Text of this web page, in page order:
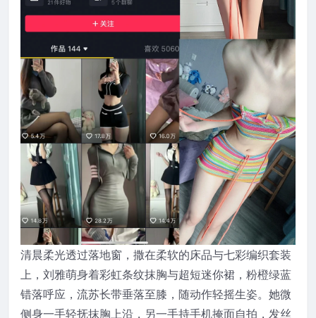
清晨柔光透过落地窗，撒在柔软的床品与七彩编织套装
上，刘雅萌身着彩虹条纹抹胸与超短迷你裙，粉橙绿蓝
错落呼应，流苏长带垂落至膝，随动作轻摇生姿。她微
侧身一手轻抚抹胸上沿，另一手持手机掩面自拍，发丝